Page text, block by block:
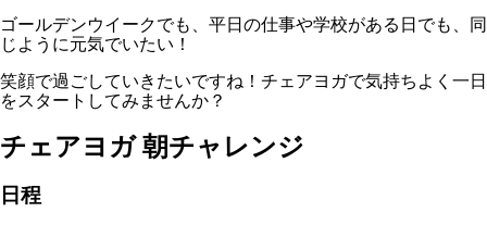
ゴールデンウイークでも、平日の仕事や学校がある日でも、同
じように元気でいたい！
笑顔で過ごしていきたいですね！チェアヨガで気持ちよく一日
をスタートしてみませんか？
チェアヨガ 朝チャレンジ
日程